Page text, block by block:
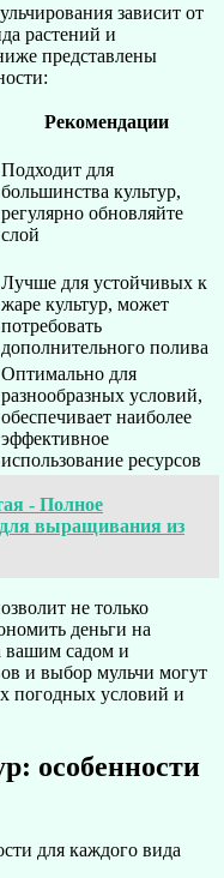
зависит от
растений и
представлены
Рекомендации
Подходит для
большинства культур,
регулярно обновляйте
слой
Лучше для устойчивых к
жаре культур, может
потребовать
дополнительного полива
Оптимально для
разнообразных условий,
обеспечивает наиболее
эффективное
использование ресурсов
- Полное
для выращивания из
не только
деньги на
вашим садом и
и выбор мульчи могут
погодных условий и
особенности